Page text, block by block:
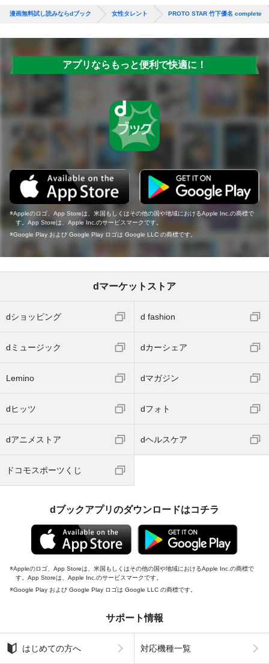
漫画無料試し読みならdブック 女性タレント PROTO STAR 竹下優名 complete
アプリならもっと便利で快適に！
Appleのロゴ、App Storeは、米国もしくはその他の国や地域におけるApple Inc.の商標で
す。App Storeは、Apple Inc.のサービスマークです。
Google Play および Google Play ロゴは Google LLC の商標です。
dマーケットストア
dショッピング d fashion
dミュージック dカーシェア
Lemino dマガジン
dヒッツ dフォト
dアニメストア dヘルスケア
ドコモスポーツくじ
dブックアプリのダウンロードはコチラ
Appleのロゴ、App Storeは、米国もしくはその他の国や地域におけるApple Inc.の商標で
す。App Storeは、Apple Inc.のサービスマークです。
Google Play および Google Play ロゴは Google LLC の商標です。
サポート情報
はじめての方へ 対応機種一覧